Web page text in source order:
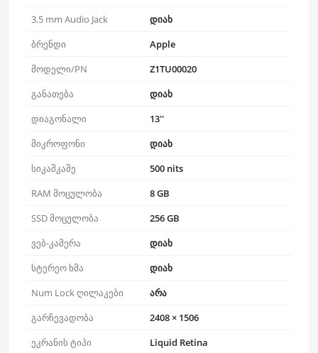
3.5 mm Audio Jack
დიახ
ბრენდი
Apple
მოდელი/PN
Z1TU00020
განათება
დიახ
დიაგონალი
13''
მიკროფონი
დიახ
სიკაშკაშე
500 nits
RAM მოცულობა
8 GB
SSD მოცულობა
256 GB
ვებ-კამერა
დიახ
სტერეო ხმა
დიახ
Num Lock ღილაკები
არა
გარჩევადობა
2408 × 1506
ეკრანის ტიპი
Liquid Retina